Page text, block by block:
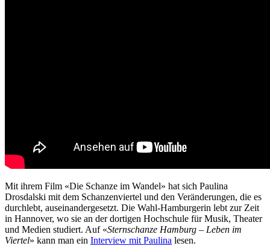
Mit ihrem Film «Die Schanze im Wandel» hat sich Paulina
Drosdalski mit dem Schanzenviertel und den Veränderungen, die es
durchlebt, auseinandergesetzt. Die Wahl-Hamburgerin lebt zur Zeit
in Hannover, wo sie an der dortigen Hochschule für Musik, Theater
und Medien studiert. Auf «Sternschanze Hamburg – Leben im
Viertel» kann man ein Interview mit Paulina lesen.